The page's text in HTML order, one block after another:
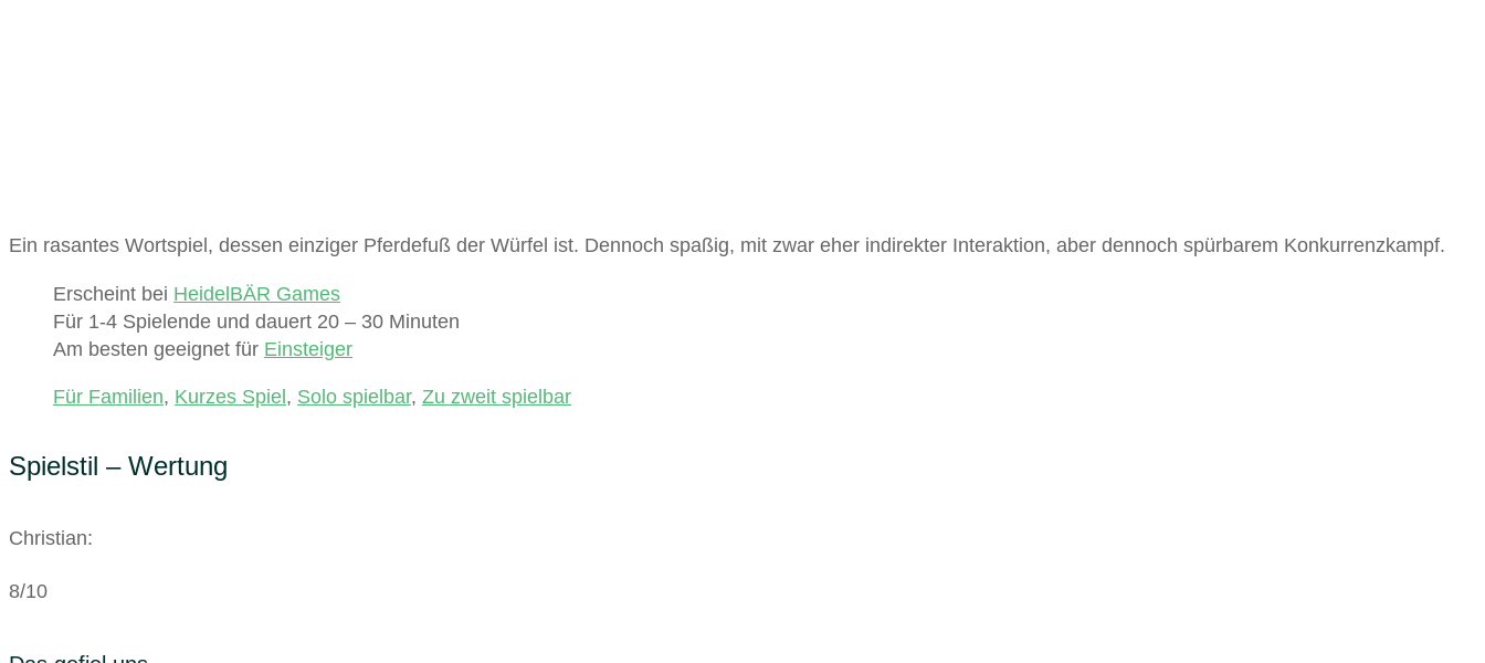
Ein rasantes Wortspiel, dessen einziger Pferdefuß der Würfel ist. Dennoch spaßig, mit zwar eher indirekter Interaktion, aber dennoch spürbarem Konkurrenzkampf.
Erscheint bei HeidelBÄR Games
Für 1-4 Spielende und dauert 20 – 30 Minuten
Am besten geeignet für Einsteiger
Für Familien, Kurzes Spiel , Solo spielbar, Zu zweit spielbar
Spielstil – Wertung
Christian:
8/10